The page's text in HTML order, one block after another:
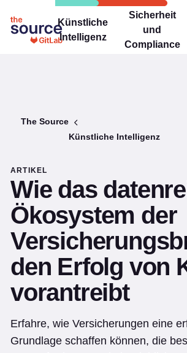
Künstliche
Intelligenz
Sicherheit
und
Compliance
The Source
Künstliche Intelligenz
ARTIKEL
Wie das
Ökosystem der
den Erfolg von
vorantreibt
Erfahre, wie Versicherungen eine
Grundlage schaffen können, die